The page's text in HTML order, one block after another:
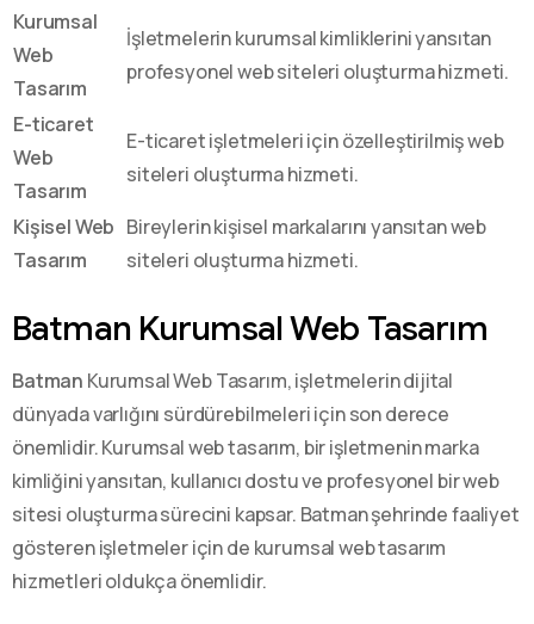
Kurumsal
Web
Tasarım
İşletmelerin kurumsal kimliklerini yansıtan
profesyonel web siteleri oluşturma hizmeti.
E-ticaret
Web
Tasarım
E-ticaret işletmeleri için özelleştirilmiş web
siteleri oluşturma hizmeti.
Kişisel Web
Tasarım
Bireylerin kişisel markalarını yansıtan web
siteleri oluşturma hizmeti.
Batman Kurumsal Web Tasarım
Batman Kurumsal Web Tasarım, işletmelerin dijital
dünyada varlığını sürdürebilmeleri için son derece
önemlidir. Kurumsal web tasarım, bir işletmenin marka
kimliğini yansıtan, kullanıcı dostu ve profesyonel bir web
sitesi oluşturma sürecini kapsar. Batman şehrinde faaliyet
gösteren işletmeler için de kurumsal web tasarım
hizmetleri oldukça önemlidir.